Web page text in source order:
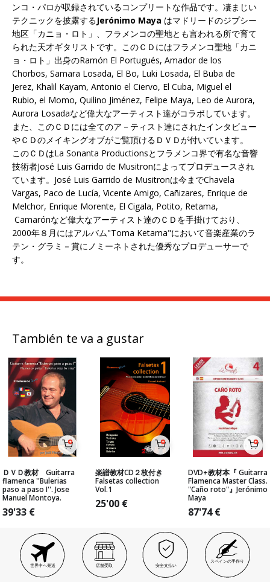
ンコ・パロが収録されているコンプリートな作品です。凄まじい
テクニックを披露するJerónimo Maya はマドリードのジプシー
地区「カニョ・ロト」、フラメンコの聖地とも言われる所で育て
られた天才ギタリストです。このＣＤにはフラメンコ聖地「カニ
ョ・ロト」出身のRamón El Portugués, Amador de los
Chorbos, Samara Losada, El Bo, Luki Losada, El Buba de
Jerez, Khalil Kayam, Antonio el Ciervo, El Cuba, Miguel el
Rubio, el Momo, Quilino Jiménez, Felipe Maya, Leo de Aurora,
Aurora Losadaなど偉大なアーティスト達がコラボしています。
また、このＣＤには全てのア－ティスト達にされたインタビュー
やＣＤのメイキングオブがご覧頂けるＤＶＤが付いています。
このＣＤはLa Sonanta Productionsとフラメンコ界で有名な音響
技術者José Luis Garrido de Musitronによってプロデュースされ
ています。José Luis Garrido de Musitronは今までChavela
Vargas, Paco de Lucía, Vicente Amigo, Cañizares, Enrique de
Melchor, Enrique Morente, El Cigala, Potito, Retama,
Camarónなど偉大なアーティスト達のＣＤを手掛けており、
2000年８月にはアルバム"Toma Ketama"において音楽産業のラ
テン・グラミ－賞にノミーネトされた優秀なプロデューサーで
す。
También te va a gustar
ＤＶＤ教材 Guitarra
flamenca ''Bulerias
paso a paso I''. Jose
Manuel Montoya.
39'33 €
楽譜教材CD２枚付き
Falsetas collection
Vol.1
25'00 €
DVD+教材本『 Guitarra
Flamenca Master Class.
"Caño roto"』Jerónimo
Maya
87'74€
世界中へ発送 店舗受取 安全支払い
スペインの手作り